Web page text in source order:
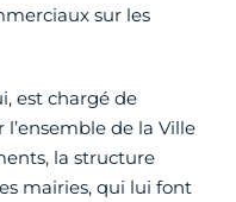
sur les
est chargé de
de la Ville
la structure
mairies, qui lui font